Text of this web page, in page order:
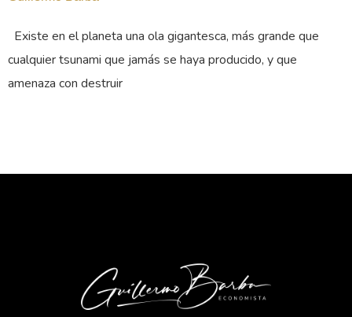
Existe en el planeta una ola gigantesca, más grande que
cualquier tsunami que jamás se haya producido, y que
amenaza con destruir